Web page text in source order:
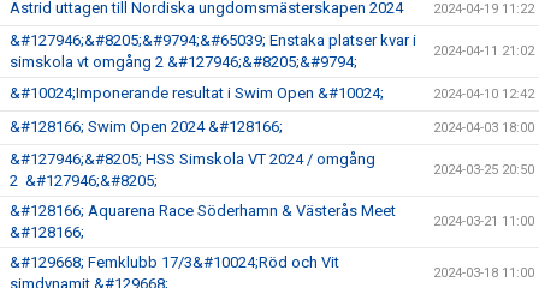
Astrid uttagen till Nordiska ungdomsmästerskapen 2024 2024-04-19 11:22
&#127946;&#8205;&#9794;&#65039; Enstaka platser kvar i
simskola vt omgång 2 &#127946;&#8205;&#9794;
2024-04-11 21:02
&#10024;Imponerande resultat i Swim Open &#10024; 2024-04-10 12:42
&#128166; Swim Open 2024 &#128166; 2024-04-03 18:00
&#127946;&#8205; HSS Simskola VT 2024 / omgång
2 &#127946;&#8205;
2024-03-25 20:50
&#128166; Aquarena Race Söderhamn & Västerås Meet
&#128166;
2024-03-21 11:00
&#129668; Femklubb 17/3&#10024;Röd och Vit
simdynamit &#129668;
2024-03-18 11:00